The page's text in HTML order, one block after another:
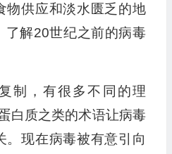
物供应和淡水匮乏的地
了解20世纪之前的病毒
制，有很多不同的理
白质之类的术语让病毒
。现在病毒被有意引向